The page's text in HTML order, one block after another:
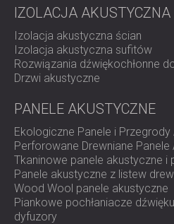
operacyjne.
barier dźwiękowych wokół
obudowy redukujące hałas
CNC.
IZOLACJA AKUSTYCZNA
Izolacja akustyczna ścian
Izolacja akustyczna sufitów
Rozwiązania dźwiękochłonne
Drzwi akustyczne
PANELE AKUSTYCZNE
Ekologiczne Panele i Przegrody
Perforowane Drewniane Panele
Tkaninowe panele akustyczne i
Panele akustyczne z listew
Wood Wool panele akustyczne
Piankowe pochłaniacze
dyfuzory